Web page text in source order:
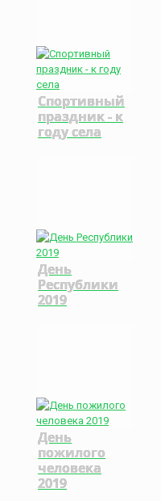
Спортивный
праздник - к
году села
День
Республики
2019
День
пожилого
человека
2019